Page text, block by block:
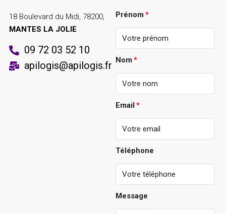
18 Boulevard du Midi, 78200,
MANTES LA JOLIE
09 72 03 52 10
apilogis@apilogis.fr
Prénom
Nom
Email
Téléphone
Message